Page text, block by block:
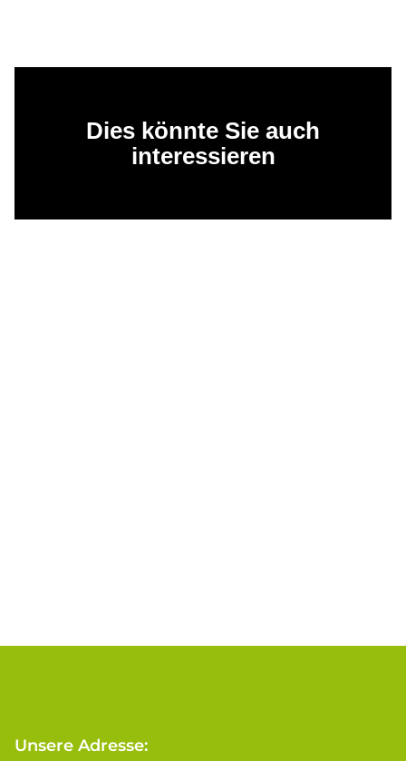
Dies könnte Sie auch
interessieren
Unsere Adresse: